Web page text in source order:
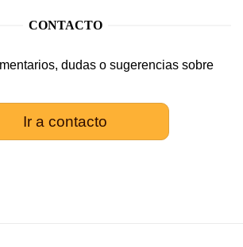
CONTACTO
dudas o sugerencias sobre
Ir a contacto